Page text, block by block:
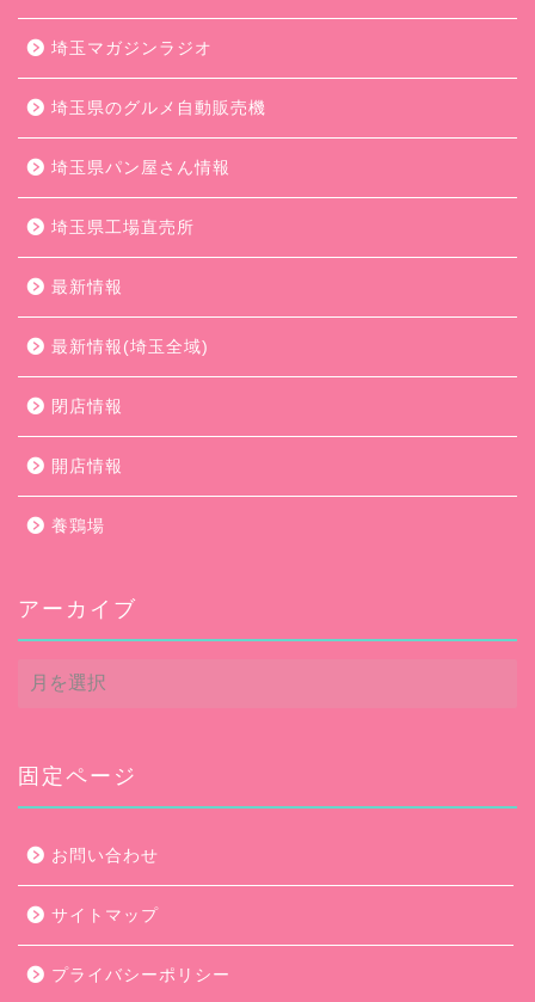
埼玉マガジンラジオ
埼玉県のグルメ自動販売機
埼玉県パン屋さん情報
埼玉県工場直売所
最新情報
最新情報(埼玉全域)
閉店情報
開店情報
養鶏場
アーカイブ
ア
ー
ブ
固定ページ
お問い合わせ
サイトマップ
プライバシーポリシー